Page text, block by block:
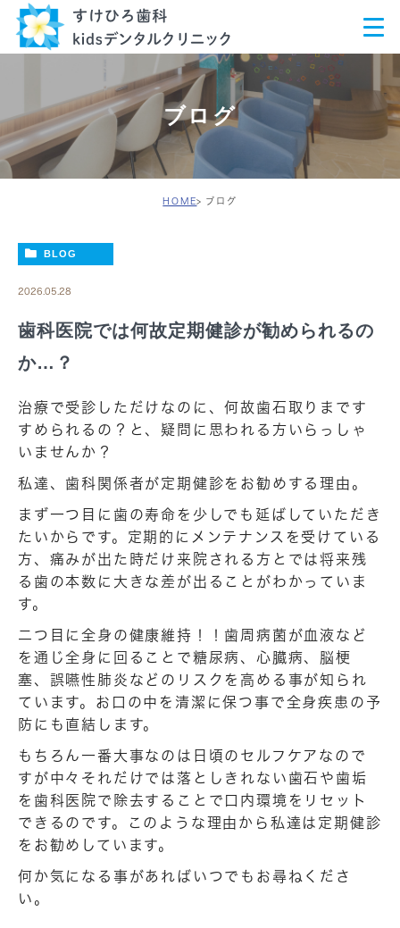
ブログ
HOME ブログ
BLOG
2026.05.28
歯科医院では何故定期健診が勧められるの
か…？
治療で受診しただけなのに、何故歯石取りまです
すめられるの？と、疑問に思われる方いらっしゃ
いませんか？
私達、歯科関係者が定期健診をお勧めする理由。
まず一つ目に歯の寿命を少しでも延ばしていただき
たいからです。定期的にメンテナンスを受けている
方、痛みが出た時だけ来院される方とでは将来残
る歯の本数に大きな差が出ることがわかっていま
す。
二つ目に全身の健康維持！！歯周病菌が血液など
を通じ全身に回ることで糖尿病、心臓病、脳梗
塞、誤嚥性肺炎などのリスクを高める事が知られ
ています。お口の中を清潔に保つ事で全身疾患の予
防にも直結します。
もちろん一番大事なのは日頃のセルフケアなので
すが中々それだけでは落としきれない歯石や歯垢
を歯科医院で除去することで口内環境をリセット
できるのです。このような理由から私達は定期健診
をお勧めしています。
何か気になる事があればいつでもお尋ねくださ
い。